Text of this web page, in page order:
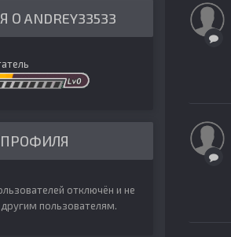
ANDREY33533
отключён и не
пользователям.